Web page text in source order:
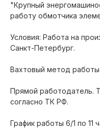
"Крупный
работу обмотчика
Условия: Работа на
Санкт-Петербург.
Вахтовый метод
Прямой работодатель.
согласно ТК РФ.
График работы 6/1 по 11